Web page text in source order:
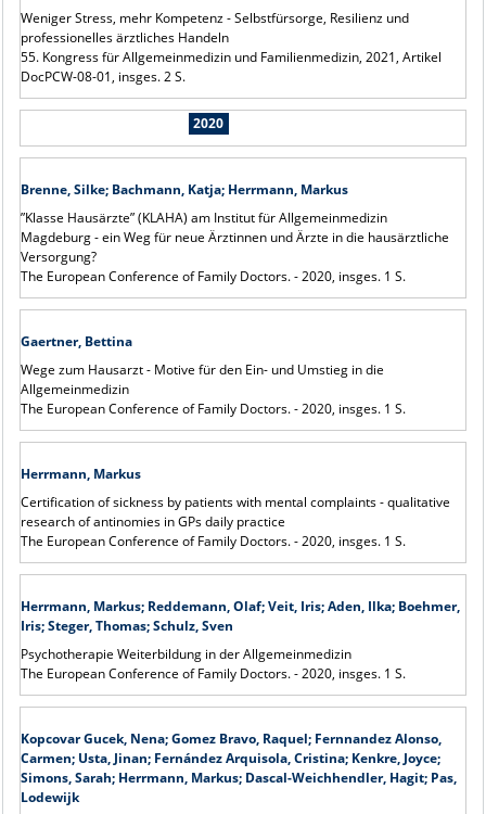
Weniger Stress, mehr Kompetenz - Selbstfürsorge, Resilienz und
professionelles ärztliches Handeln
55. Kongress für Allgemeinmedizin und Familienmedizin, 2021, Artikel
DocPCW-08-01, insges. 2 S.
2020
Brenne, Silke; Bachmann, Katja; Herrmann, Markus
”Klasse Hausärzte” (KLAHA) am Institut für Allgemeinmedizin
Magdeburg - ein Weg für neue Ärztinnen und Ärzte in die hausärztliche
Versorgung?
The European Conference of Family Doctors. - 2020, insges. 1 S.
Gaertner, Bettina
Wege zum Hausarzt - Motive für den Ein- und Umstieg in die
Allgemeinmedizin
The European Conference of Family Doctors. - 2020, insges. 1 S.
Herrmann, Markus
Certification of sickness by patients with mental complaints - qualitative
research of antinomies in GPs daily practice
The European Conference of Family Doctors. - 2020, insges. 1 S.
Herrmann, Markus; Reddemann, Olaf; Veit, Iris; Aden, Ilka; Boehmer,
Iris; Steger, Thomas; Schulz,Sven
Psychotherapie Weiterbildung in der Allgemeinmedizin
The European Conference of Family Doctors. - 2020, insges. 1 S.
Kopcovar Gucek, Nena; Gomez Bravo, Raquel; Fernnandez Alonso,
Carmen; Usta, Jinan; Fernández Arquisola, Cristina; Kenkre, Joyce;
Simons, Sarah; Herrmann, Markus; Dascal-Weichhendler, Hagit; Pas,
Lodewijk